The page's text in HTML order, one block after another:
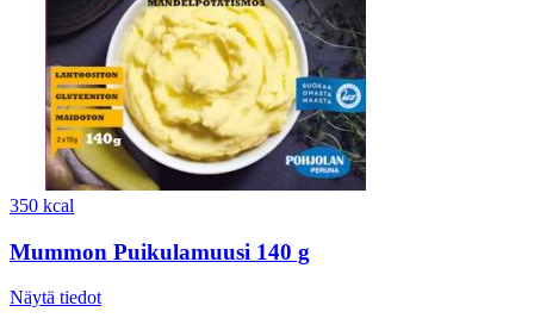
350 kcal
Mummon Puikulamuusi 140 g
Näytä tiedot